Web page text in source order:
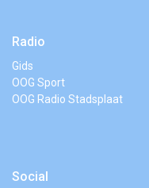
Radio
Gids
OOG Sport
OOG Radio Stadsplaat
Social